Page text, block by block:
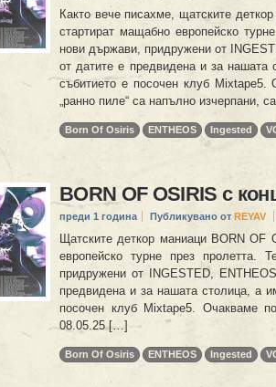
Както вече писахме, щатските
стартират мащабно европейско
нови държави, придружени от
от датите е предвидена и за
събитието е посочен клуб Mixtape5.
„ранно пиле“ са напълно изчерпани,
Born Of Osiris ENTHEOS Ingested
BORN OF OSIRIS с
преди 1 година Публикувано от REYAV
Щатските деткор маниаци BORN OF
европейско турне през
придружени от INGESTED,
предвидена и за нашата столица, а
посочен клуб Mixtape5. Очакваме
08.05.25 […]
Born Of Osiris ENTHEOS Ingested